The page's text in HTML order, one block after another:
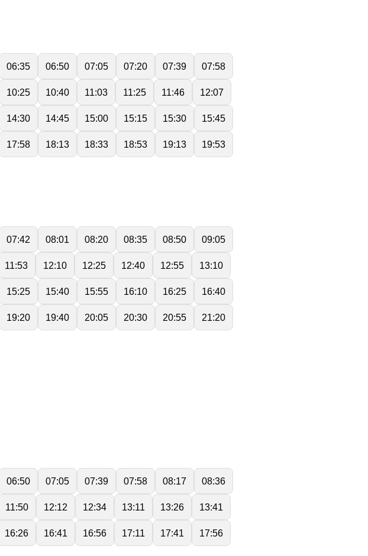
06:35 06:50 07:05 07:20 07:39 07:58
10:25 10:40 11:03 11:25 11:46 12:07
14:30 14:45 15:00 15:15 15:30 15:45
17:58 18:13 18:33 18:53 19:13 19:53
07:42 08:01 08:20 08:35 08:50 09:05
11:53 12:10 12:25 12:40 12:55 13:10
15:25 15:40 15:55 16:10 16:25 16:40
19:20 19:40 20:05 20:30 20:55 21:20
06:50 07:05 07:39 07:58 08:17 08:36
11:50 12:12 12:34 13:11 13:26 13:41
16:26 16:41 16:56 17:11 17:41 17:56